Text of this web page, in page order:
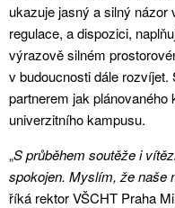
ukazuje jasný a silný
regulace, a dispozici,
výrazově silném
v budoucnosti dále
partnerem jak
univerzitního kampusu.
„S průběhem soutěže i
spokojen. Myslím, že naše
říká rektor VŠCHT Praha